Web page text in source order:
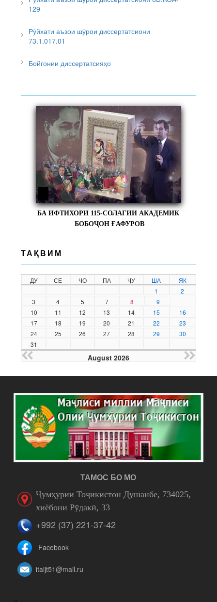
129
Рӯйхати аъзои шӯрои диссертатсиони
73.1.017.01
Бойгонии диссертатсияҳо
БА ИФТИХОРИ 115-СОЛАГИИ АКАДЕМИК
БОБОҶОН ҒАФУРОВ
ТАҚВИМ
ДУ СЕ ЧО ПА ҶУ ША
ЯК
1
2
3
4 5 7 8
9
10
11 12 13 14 15
16
17
18 19 20 21 22
23
24
25 26 27 28 29
30
31
August 2026
ТАМОС БО МО
Ҷумҳурии Тоҷикистон Душанбе, 734025,
хиёбони Рӯдакӣ, 33
+992 (37) 221-37-42
Facebook
itaijt51@mail.ru